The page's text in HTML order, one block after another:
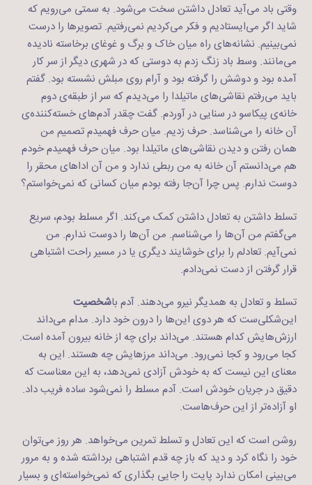
وقتی باد می‌آید تعادل داشتن سخت می‌شود. به سمتی می‌رویم که
شاید اگر می‌ایستادیم و فکر می‌کردیم نمی‌رفتیم. تصویرها را درست
نمی‌بینیم. نشانه‌های راه میان خاک و برگ و غوغای برخاسته نادیده
می‌مانند. وسط باد زنگ زدم به دوستی که در شهری دیگر از سر کار
آمده بود و دوشش را گرفته بود و آرام روی مبلش نشسته بود. گفتم
باید می‌رفتم نقاشی‌های ماتیلدا را می‌دیدم که سر از طبقه‌ی دوم
خانه‌ی پیکاسو در سنایی در آوردم. گفت چقدر آدم‌های خسته‌کننده‌ی
آن خانه را می‌شناسد. حرف زدیم. میان حرف‌ فهمیدم تصمیم من
همان رفتن و دیدن نقاشی‌های ماتیلدا بود. میان حرف فهمیدم خودم
هم می‌دانستم آن خانه به من ربطی ندارد و من آن اداهای محقر را
دوست ندارم. پس چرا آن‌جا رفته بودم میان کسانی که نمی‌خواستم؟
تسلط داشتن به تعادل داشتن کمک می‌کند. اگر مسلط بودم، سریع
می‌گفتم من آن‌ها را می‌شناسم. من آن‌ها را دوست ندارم. من
نمی‌آیم. تعادلم را برای خوشایند دیگری یا در مسیر راحت اشتباهی
قرار گرفتن از دست نمی‌دادم.
تسلط و تعادل به همدیگر نیرو می‌دهند. آدم باشخصیت
این‌شکلی‌ست که هر دوی این‌ها را درون خود دارد. مدام می‌داند
ارزش‌هایش کدام هستند. می‌داند برای چه از خانه بیرون آمده است.
کجا می‌رود و کجا نمی‌رود. می‌داند مرزهایش چه هستند. این به
معنای این نیست که به خودش آزادی نمی‌دهد، به این معناست که
دقیق در جریان خودش است. آدم مسلط را نمی‌شود ساده فریب داد.
او آزاده‌تر از این حرف‌هاست.
روشن است که این تعادل و تسلط تمرین می‌خواهد. هر روز می‌توان
خود را نگاه کرد و دید که باز چه قدم اشتباهی برداشته شده و به مرور
می‌بینی امکان ندارد پایت را جایی بگذاری که نمی‌خواسته‌ای و بسیار